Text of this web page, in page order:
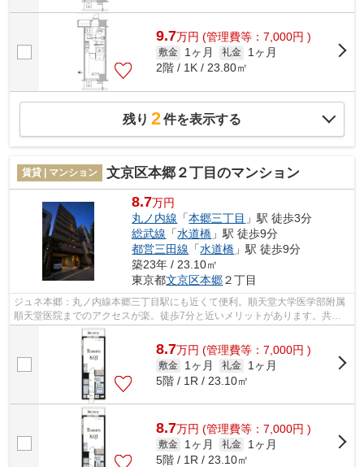
9.7万円 (管理費等：7,000円 )
敷金 1ヶ月 礼金
1ヶ月
2階 / 1K / 23.80㎡
残り 2件を表示する
賃貸 | マンション 文京区本郷２丁目のマンション
8.7万円
丸ノ内線 「本郷三丁目 」駅 徒歩3分
総武線 「水道橋 」駅 徒歩9分
都営三田線 「水道橋 」駅 徒歩9分
築23年 / 23.10㎡
東京都文京区本郷２丁目
ジュネ本郷：丸ノ内線本郷三丁目駅にも近くて便利。順天堂大学医学部附属
順天堂医院までのアクセスが楽。徒歩7分と近いメリットがあります。共用
部には敷地内ごみ置き場・エレベータ...
8.7万円 (管理費等：7,000円 )
敷金 1ヶ月 礼金
1ヶ月
5階 / 1R / 23.10㎡
8.7万円 (管理費等：7,000円 )
敷金 1ヶ月 礼金
1ヶ月
5階 / 1R / 23.10㎡